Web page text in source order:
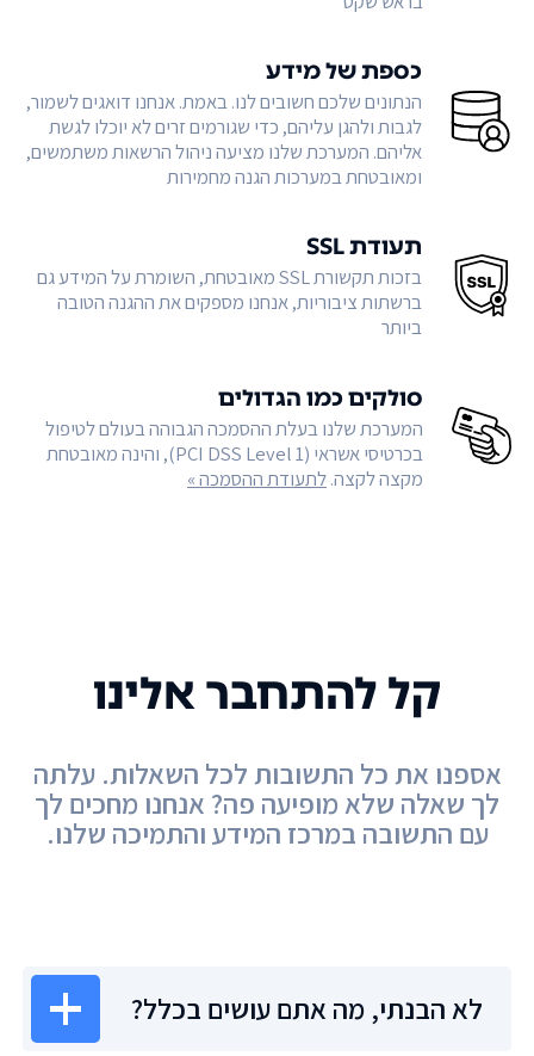
כספת של מידע
הנתונים שלכם חשובים לנו. באמת. אנחנו דואגים לשמור,
לגבות ולהגן עליהם, כדי שגורמים זרים לא יוכלו לגשת
אליהם. המערכת שלנו מציעה ניהול הרשאות משתמשים,
ומאובטחת במערכות הגנה מחמירות
תעודת SSL
בזכות תקשורת SSL מאובטחת, השומרת על המידע גם
ברשתות ציבוריות, אנחנו מספקים את ההגנה הטובה
ביותר
סולקים כמו הגדולים
המערכת שלנו בעלת ההסמכה הגבוהה בעולם לטיפול
בכרטיסי אשראי (PCI DSS Level 1), והינה מאובטחת
מקצה לקצה.לתעודת ההסמכה »
לא הבנתי, מה אתם עושים בכלל?
קל להתחבר אלינו
אספנו את כל התשובות לכל השאלות. עלתה
לך שאלה שלא מופיעה פה? אנחנו מחכים לך
עם התשובה במרכז המידע והתמיכה שלנו.